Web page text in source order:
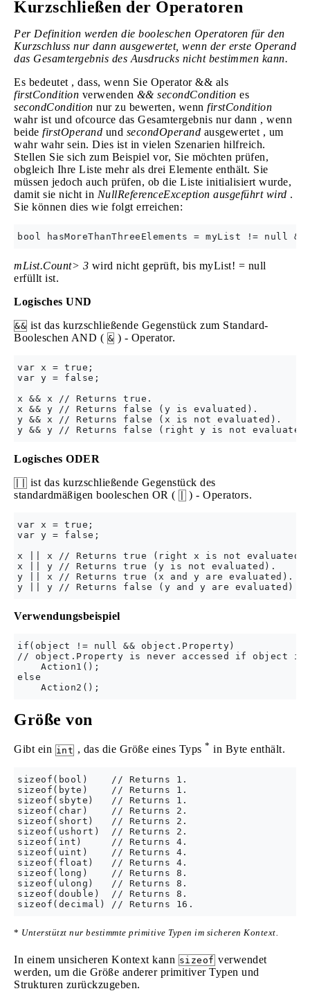
Kurzschließen der Operatoren
Per Definition werden die booleschen Operatoren für den
Kurzschluss nur dann ausgewertet, wenn der erste Operand
das Gesamtergebnis des Ausdrucks nicht bestimmen kann.
Es bedeutet , dass, wenn Sie Operator && als
firstCondition verwenden && secondCondition es
secondCondition nur zu bewerten, wenn firstCondition
wahr ist und ofcource das Gesamtergebnis nur dann , wenn
beide firstOperand und secondOperand ausgewertet , um
wahr wahr sein. Dies ist in vielen Szenarien hilfreich.
Stellen Sie sich zum Beispiel vor, Sie möchten prüfen,
obgleich Ihre Liste mehr als drei Elemente enthält. Sie
müssen jedoch auch prüfen, ob die Liste initialisiert wurde,
damit sie nicht in NullReferenceException ausgeführt wird .
Sie können dies wie folgt erreichen:
mList.Count> 3 wird nicht geprüft, bis myList! = null
erfüllt ist.
Logisches UND
&& ist das kurzschließende Gegenstück zum Standard-
Booleschen AND ( & ) - Operator.
var x = true;
var y = false;
x && x // Returns true.
x && y // Returns false (y is evaluated).
y && x // Returns false (x is not evaluated).
Logisches ODER
ist das kurzschließende Gegenstück des
standardmäßigen booleschen OR (
) - Operators.
var x = true;
var y = false;
x || x // Returns true (right x is not
x || y // Returns true (y is not evaluated).
y || x // Returns true (x and y are evaluated).
Verwendungsbeispiel
if(object != null && object.Property)
// object.Property is never accessed if object
    Action1();
else
Größe von
Gibt ein int , das die Größe eines Typs * in Byte enthält.
sizeof(bool)    // Returns 1.
sizeof(byte)    // Returns 1.
sizeof(sbyte)   // Returns 1.
sizeof(char)    // Returns 2.
sizeof(short)   // Returns 2.
sizeof(ushort)  // Returns 2.
sizeof(int)     // Returns 4.
sizeof(uint)    // Returns 4.
sizeof(float)   // Returns 4.
sizeof(long)    // Returns 8.
sizeof(ulong)   // Returns 8.
sizeof(double)  // Returns 8.
* Unterstützt nur bestimmte primitive Typen im sicheren Kontext.
In einem unsicheren Kontext kann sizeof verwendet
werden, um die Größe anderer primitiver Typen und
Strukturen zurückzugeben.